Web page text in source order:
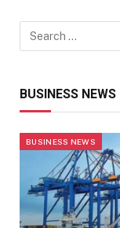
BUSINESS NEWS
BUSINESS NEWS